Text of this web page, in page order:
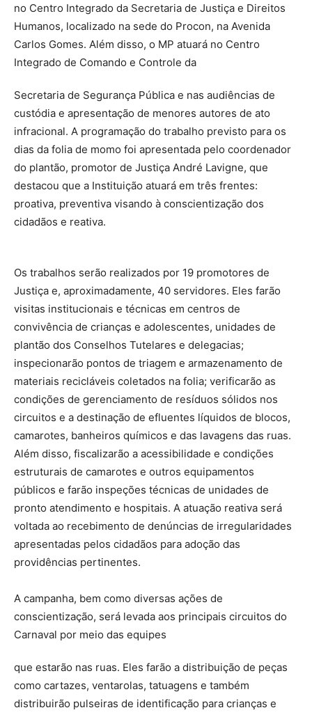
no Centro Integrado da Secretaria de Justiça e Direitos
Humanos, localizado na sede do Procon, na Avenida
Carlos Gomes. Além disso, o MP atuará no Centro
Integrado de Comando e Controle da
Secretaria de Segurança Pública e nas audiências de
custódia e apresentação de menores autores de ato
infracional. A programação do trabalho previsto para os
dias da folia de momo foi apresentada pelo coordenador
do plantão, promotor de Justiça André Lavigne, que
destacou que a Instituição atuará em três frentes:
proativa, preventiva visando à conscientização dos
cidadãos e reativa.
Os trabalhos serão realizados por 19 promotores de
Justiça e, aproximadamente, 40 servidores. Eles farão
visitas institucionais e técnicas em centros de
convivência de crianças e adolescentes, unidades de
plantão dos Conselhos Tutelares e delegacias;
inspecionarão pontos de triagem e armazenamento de
materiais recicláveis coletados na folia; verificarão as
condições de gerenciamento de resíduos sólidos nos
circuitos e a destinação de efluentes líquidos de blocos,
camarotes, banheiros químicos e das lavagens das ruas.
Além disso, fiscalizarão a acessibilidade e condições
estruturais de camarotes e outros equipamentos
públicos e farão inspeções técnicas de unidades de
pronto atendimento e hospitais. A atuação reativa será
voltada ao recebimento de denúncias de irregularidades
apresentadas pelos cidadãos para adoção das
providências pertinentes.
A campanha, bem como diversas ações de
conscientização, será levada aos principais circuitos do
Carnaval por meio das equipes
que estarão nas ruas. Eles farão a distribuição de peças
como cartazes, ventarolas, tatuagens e também
distribuirão pulseiras de identificação para crianças e